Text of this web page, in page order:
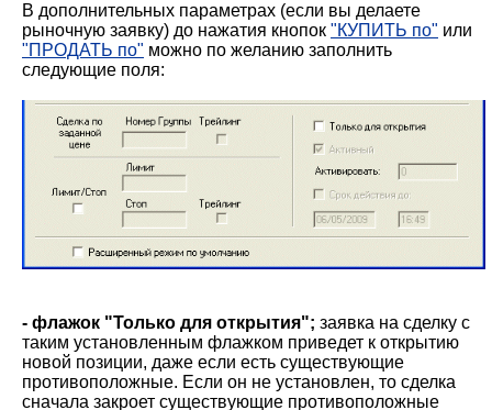
В дополнительных параметрах (если вы делаете
рыночную заявку) до нажатия кнопок "КУПИТЬ по" или
"ПРОДАТЬ по" можно по желанию заполнить
следующие поля:
- флажок "Только для открытия"; заявка на сделку с
таким установленным флажком приведет к открытию
новой позиции, даже если есть существующие
противоположные. Если он не установлен, то сделка
сначала закроет существующие противоположные